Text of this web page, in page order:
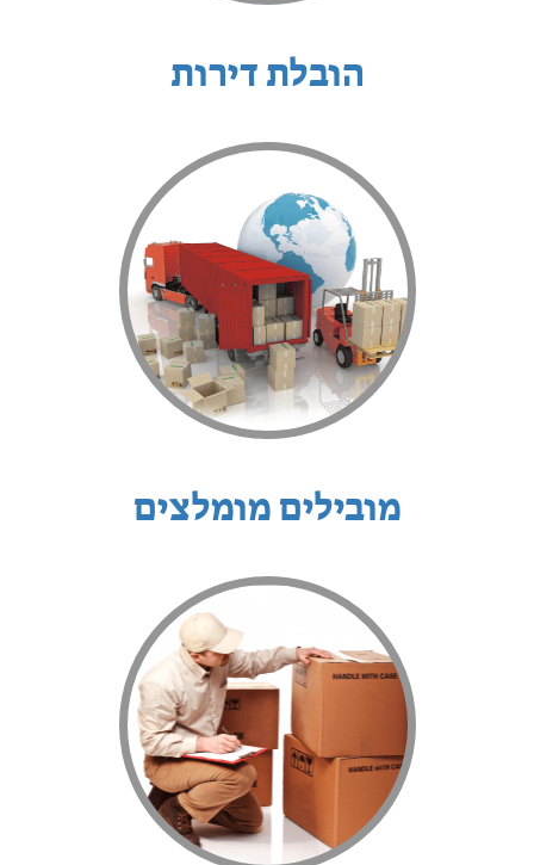
הובלת דירות
מובילים מומלצים